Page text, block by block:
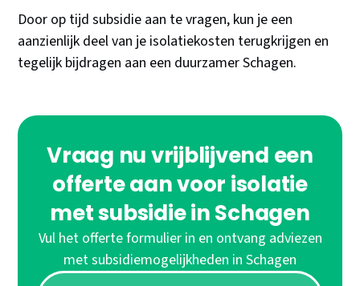
Door op tijd subsidie aan te vragen, kun je een
aanzienlijk deel van je isolatiekosten terugkrijgen en
tegelijk bijdragen aan een duurzamer Schagen.
Vraag nu vrijblijvend een
offerte aan voor isolatie
met subsidie in Schagen
Vul het offerte formulier in en ontvang adviezen
met subsidiemogelijkheden in Schagen